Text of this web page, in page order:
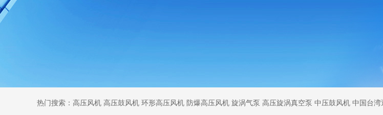
热门搜索：高压风机 高压鼓风机 环形高压风机 防爆高压风机 旋涡气泵 高压旋涡真空泵 中压鼓风机 中国台